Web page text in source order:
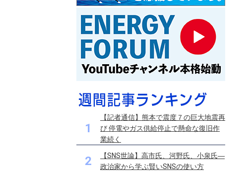
1
【記者通信】熊本で震度７の巨大地震再
び 停電やガス供給停止で懸命な復旧作
業続く
2
【SNS世論】高市氏、河野氏、小泉氏―
政治家から学ぶ賢いSNSの使い方